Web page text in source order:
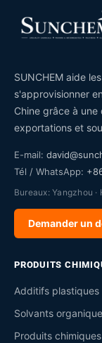
SUNCHEM aide
s'approvisionner
Chine grâce à
exportations et
E-mail:
Tél / WhatsApp:
Bureaux: Yangzhou ·
Demander un
PRODUITS
Additifs plastiques
Solvants
Produits